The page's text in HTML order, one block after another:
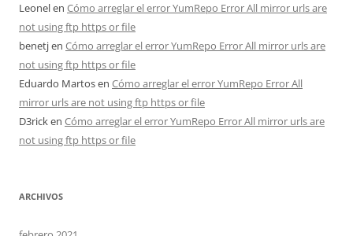
Leonelen Cómo arreglar el error YumRepo Error All mirror urls are
not using ftp https or file
benetjen Cómo arreglar el error YumRepo Error All mirror urls are
not using ftp https or file
Eduardo Martosen Cómo arreglar el error YumRepo Error All
mirror urls are not using ftp https or file
D3ricken Cómo arreglar el error YumRepo Error All mirror urls are
not using ftp https or file
ARCHIVOS